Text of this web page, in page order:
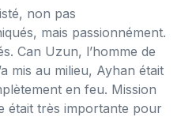
non pas
mais passionnément.
Can Uzun, l’homme de
mis au milieu, Ayhan était
en feu. Mission
était très importante pour